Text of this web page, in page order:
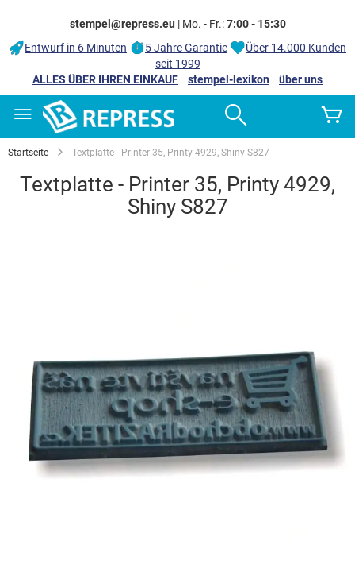
stempel@repress.eu | Mo. - Fr.:7:00 - 15:30
Entwurf in 6 Minuten
5 Jahre Garantie
Über 14.000 Kunden
seit 1999
ALLES ÜBER IHREN EINKAUF
stempel-lexikon
über uns
Startseite Textplatte - Printer 35, Printy 4929, Shiny S827
Textplatte - Printer 35, Printy 4929,
Shiny S827